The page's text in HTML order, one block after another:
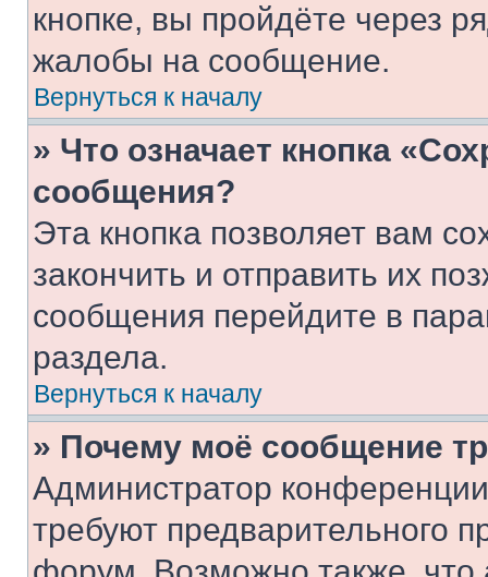
кнопке, вы пройдёте через
жалобы на сообщение.
Вернуться к началу
» Что означает кнопка
сообщения?
Эта кнопка позволяет вам
закончить и отправить их
сообщения перейдите в
раздела.
Вернуться к началу
» Почему моё сообщение
Администратор
требуют предварительного